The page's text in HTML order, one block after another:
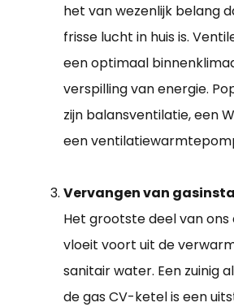
het van wezenlijk belang
frisse lucht in huis is.
een optimaal
verspilling van energie.
zijn balansventilatie, een
een
Vervangen van
Het grootste deel van
vloeit voort uit de
sanitair water. Een zuinig
de gas CV-ketel is een